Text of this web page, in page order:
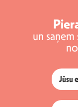
un